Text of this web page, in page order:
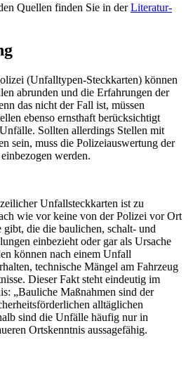
Quellen finden Sie in derLiteratur-
(Unfalltypen-Steckkarten) können
abrunden und die Erfahrungen der
das nicht der Fall ist, müssen
ebenso ernsthaft berücksichtigt
Sollten allerdings Stellen mit
sein, muss die Polizeiauswertung der
werden.
Unfallsteckkarten ist zu
wie vor keine von der Polizei vor Ort
gibt, die die baulichen, schalt- und
einbezieht oder gar als Ursache
können nach einem Unfall
technische Mängel am Fahrzeug
Dieser Fakt steht eindeutig im
„Bauliche Maßnahmen sind der
alltäglichen
sind die Unfälle häufig nur in
Ortskenntnis aussagefähig.